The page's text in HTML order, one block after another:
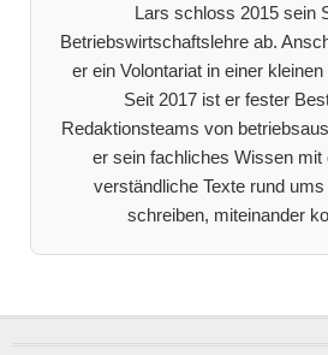
Lars schloss 2015 sein
Betriebswirtschaftslehre ab.
er ein Volontariat in einer
Seit 2017 ist er fester
Redaktionsteams von
er sein fachliches Wissen mit
verständliche Texte rund
schreiben, miteinander